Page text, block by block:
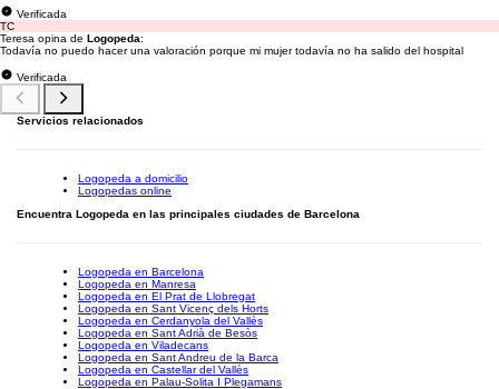
Verificada
TC
Teresa opina de Logopeda:
Todavía no puedo hacer una valoración porque mi mujer todavía no ha salido del hospital
Verificada
Servicios relacionados
Logopeda a domicilio
Logopedas online
Encuentra Logopeda en las principales ciudades de Barcelona
Logopeda en Barcelona
Logopeda en Manresa
Logopeda en El Prat de Llobregat
Logopeda en Sant Vicenç dels Horts
Logopeda en Cerdanyola del Vallès
Logopeda en Sant Adrià de Besòs
Logopeda en Viladecans
Logopeda en Sant Andreu de la Barca
Logopeda en Castellar del Vallès
Logopeda en Palau-Solita I Plegamans